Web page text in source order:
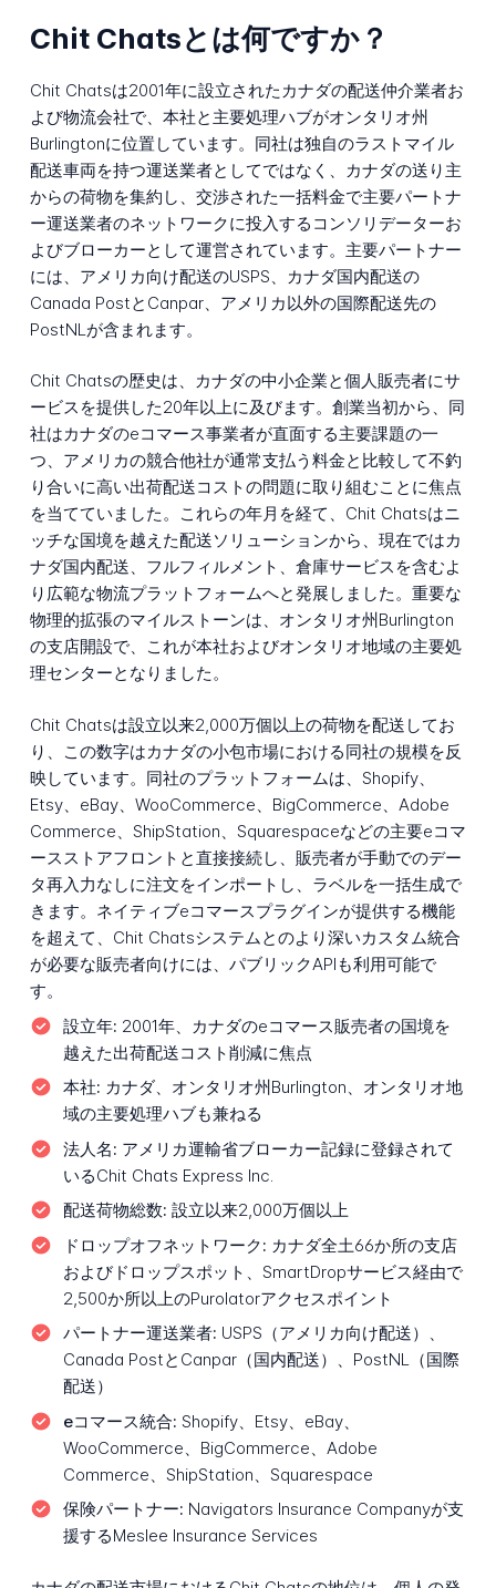
Chit Chatsとは何ですか？
Chit Chatsは2001年に設立されたカナダの配送仲介業者お
よび物流会社で、本社と主要処理ハブがオンタリオ州
Burlingtonに位置しています。同社は独自のラストマイル
配送車両を持つ運送業者としてではなく、カナダの送り主
からの荷物を集約し、交渉された一括料金で主要パートナ
ー運送業者のネットワークに投入するコンソリデーターお
よびブローカーとして運営されています。主要パートナー
には、アメリカ向け配送のUSPS、カナダ国内配送の
Canada PostとCanpar、アメリカ以外の国際配送先の
PostNLが含まれます。
Chit Chatsの歴史は、カナダの中小企業と個人販売者にサ
ービスを提供した20年以上に及びます。創業当初から、同
社はカナダのeコマース事業者が直面する主要課題の一
つ、アメリカの競合他社が通常支払う料金と比較して不釣
り合いに高い出荷配送コストの問題に取り組むことに焦点
を当てていました。これらの年月を経て、Chit Chatsはニ
ッチな国境を越えた配送ソリューションから、現在ではカ
ナダ国内配送、フルフィルメント、倉庫サービスを含むよ
り広範な物流プラットフォームへと発展しました。重要な
物理的拡張のマイルストーンは、オンタリオ州Burlington
の支店開設で、これが本社およびオンタリオ地域の主要処
理センターとなりました。
Chit Chatsは設立以来2,000万個以上の荷物を配送してお
り、この数字はカナダの小包市場における同社の規模を反
映しています。同社のプラットフォームは、Shopify、
Etsy、eBay、WooCommerce、BigCommerce、Adobe
Commerce、ShipStation、Squarespaceなどの主要eコマ
ースストアフロントと直接接続し、販売者が手動でのデー
タ再入力なしに注文をインポートし、ラベルを一括生成で
きます。ネイティブeコマースプラグインが提供する機能
を超えて、Chit Chatsシステムとのより深いカスタム統合
が必要な販売者向けには、パブリックAPIも利用可能で
す。
設立年: 2001年、カナダのeコマース販売者の国境を
越えた出荷配送コスト削減に焦点
本社: カナダ、オンタリオ州Burlington、オンタリオ地
域の主要処理ハブも兼ねる
法人名: アメリカ運輸省ブローカー記録に登録されて
いるChit Chats Express Inc.
配送荷物総数: 設立以来2,000万個以上
ドロップオフネットワーク: カナダ全土66か所の支店
およびドロップスポット、SmartDropサービス経由で
2,500か所以上のPurolatorアクセスポイント
パートナー運送業者: USPS（アメリカ向け配送）、
Canada PostとCanpar（国内配送）、PostNL（国際
配送）
eコマース統合: Shopify、Etsy、eBay、
WooCommerce、BigCommerce、Adobe
Commerce、ShipStation、Squarespace
保険パートナー: Navigators Insurance Companyが支
援するMeslee Insurance Services